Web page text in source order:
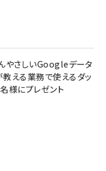
やさしいGoogleデータ
える業務で使えるダッ
様にプレゼント